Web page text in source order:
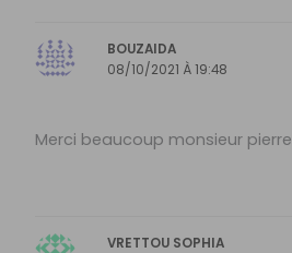
BOUZAIDA
08/10/2021 À 19:48
Merci beaucoup monsieur pierre
VRETTOU SOPHIA